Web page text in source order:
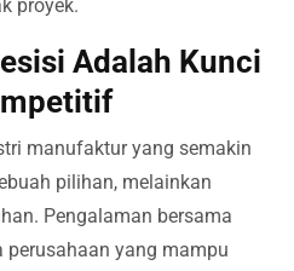
proyek.
Adalah Kunci
manufaktur yang semakin
pilihan, melainkan
Pengalaman bersama
yang mampu